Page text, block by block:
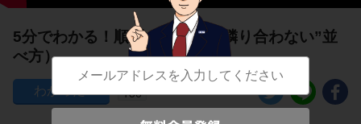
5分でわかる！順列の活用3（”隣り合わない”並
べ方）
186